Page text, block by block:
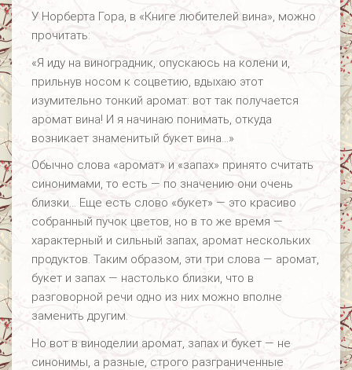
У Норберта Гора, в «Книге любителей вина», можно
прочитать:
«Я иду на виноградник, опускаюсь на колени и,
прильнув носом к соцветию, вдыхаю этот
изумительно тонкий аромат: вот так получается
аромат вина! И я начинаю понимать, откуда
возникает знаменитый букет вина…»
Обычно слова «аромат» и «запах» принято считать
синонимами, то есть — по значению они очень
близки… Еще есть слово «букет» — это красиво
собранный пучок цветов, но в то же время —
характерный и сильный запах, аромат нескольких
продуктов. Таким образом, эти три слова — аромат,
букет и запах — настолько близки, что в
разговорной речи одно из них можно вполне
заменить другим.
Но вот в виноделии аромат, запах и букет — не
синонимы, а разные, строго разграниченные